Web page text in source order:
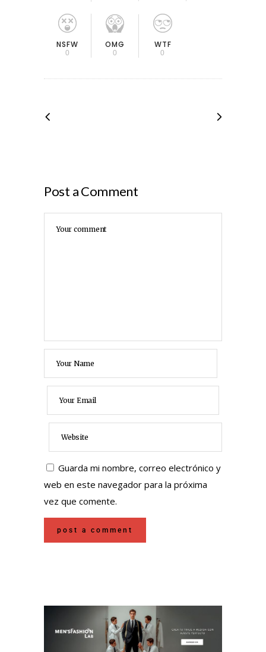
NSFW
0
OMG
0
WTF
0
Post a Comment
Guarda mi nombre, correo electrónico y
web en este navegador para la próxima
vez que comente.